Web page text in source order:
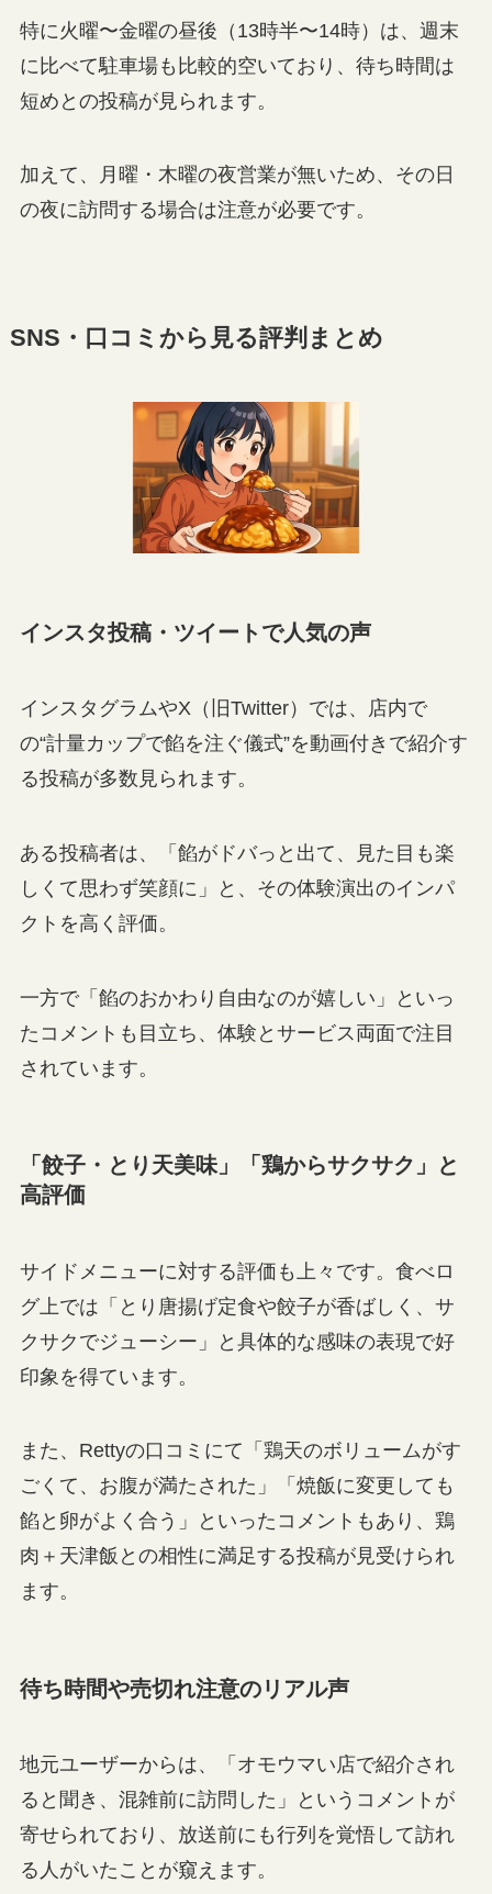
特に火曜〜金曜の昼後（13時半〜14時）は、週末
に比べて駐車場も比較的空いており、待ち時間は
短めとの投稿が見られます。
加えて、月曜・木曜の夜営業が無いため、その日
の夜に訪問する場合は注意が必要です。
SNS・口コミから見る評判まとめ
インスタ投稿・ツイートで人気の声
インスタグラムやX（旧Twitter）では、店内で
の“計量カップで餡を注ぐ儀式”を動画付きで紹介す
る投稿が多数見られます。
ある投稿者は、「餡がドバっと出て、見た目も楽
しくて思わず笑顔に」と、その体験演出のインパ
クトを高く評価。
一方で「餡のおかわり自由なのが嬉しい」といっ
たコメントも目立ち、体験とサービス両面で注目
されています。
「餃子・とり天美味」「鶏からサクサク」と
高評価
サイドメニューに対する評価も上々です。食べロ
グ上では「とり唐揚げ定食や餃子が香ばしく、サ
クサクでジューシー」と具体的な感味の表現で好
印象を得ています。
また、Rettyの口コミにて「鶏天のボリュームがす
ごくて、お腹が満たされた」「焼飯に変更しても
餡と卵がよく合う」といったコメントもあり、鶏
肉＋天津飯との相性に満足する投稿が見受けられ
ます。
待ち時間や売切れ注意のリアル声
地元ユーザーからは、「オモウマい店で紹介され
ると聞き、混雑前に訪問した」というコメントが
寄せられており、放送前にも行列を覚悟して訪れ
る人がいたことが窺えます。